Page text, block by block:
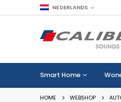
NEDERLANDS
Smart Home
HOME WEBSHOP